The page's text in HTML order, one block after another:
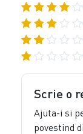
Scrie o
Ajuta-i si
povestind